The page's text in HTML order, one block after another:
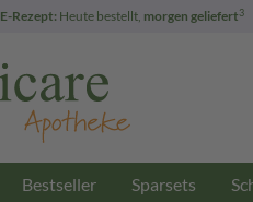
E-Rezept: Heute bestellt, morgen geliefert3
Bestseller Sparsets